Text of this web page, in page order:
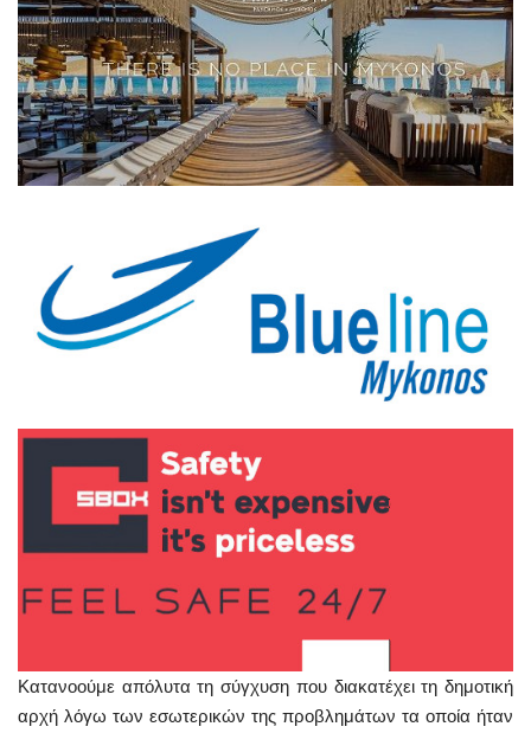
Κατανοούμε απόλυτα τη σύγχυση που διακατέχει τη δημοτική
αρχή λόγω των εσωτερικών της προβλημάτων τα οποία ήταν